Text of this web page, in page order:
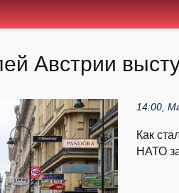
Австрии
14:00,
Как
НАТО